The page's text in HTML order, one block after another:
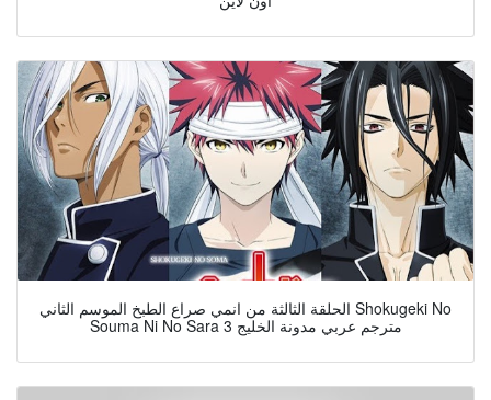
الحلقة الثالثة من انمي صراع الطبخ الموسم الثاني Shokugeki No
Souma Ni No Sara 3 مترجم عربي مدونة الخليج